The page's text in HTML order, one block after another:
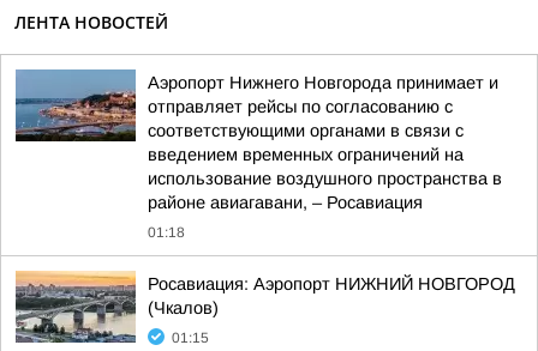
ЛЕНТА НОВОСТЕЙ
Аэропорт Нижнего Новгорода принимает и
отправляет рейсы по согласованию с
соответствующими органами в связи с
введением временных ограничений на
использование воздушного пространства в
районе авиагавани, – Росавиация
01:18
Росавиация: Аэропорт НИЖНИЙ НОВГОРОД
(Чкалов)
01:15